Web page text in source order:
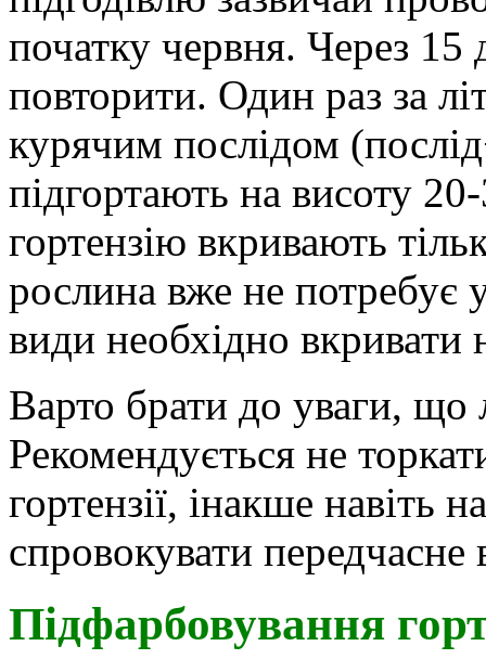
початку червня. Через 15
повторити. Один раз за
курячим послідом
підгортають на висоту
гортензію вкривають
рослина вже не потребує
види необхідно вкривати
Варто брати до уваги, що
Рекомендується не
гортензії, інакше
спровокувати передчасне
Підфарбовування